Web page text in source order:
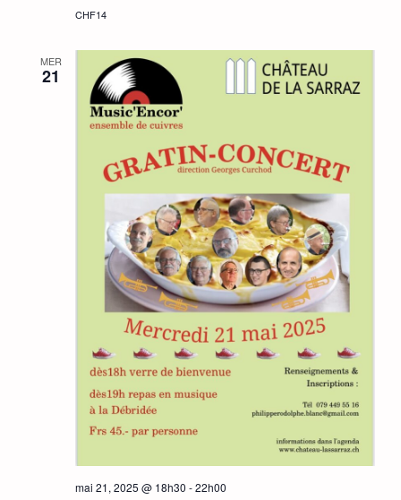
CHF14
MER
21
mai 21, 2025 @ 18h30 -22h00